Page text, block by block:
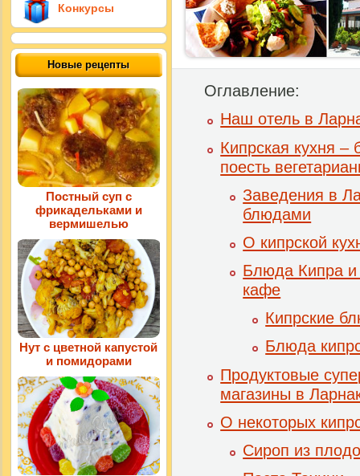
Оглавление:
Наш отель в
Кипрская кухня
поесть
Заведения в
блюдами
О кипрской
Блюда Кипра и
кафе
Кипрские
Блюда
Продуктовые
магазины в
О некоторых
Сироп из
Конкурсы
Новые рецепты
Постный суп с
фрикадельками и
вермишелью
Нут с цветной капустой
и помидорами